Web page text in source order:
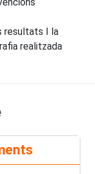
resultats I la
realitzada